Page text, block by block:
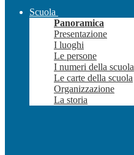
Scuola
Panoramica
Presentazione
I luoghi
Le persone
I numeri della scuola
Le carte della scuola
Organizzazione
La storia